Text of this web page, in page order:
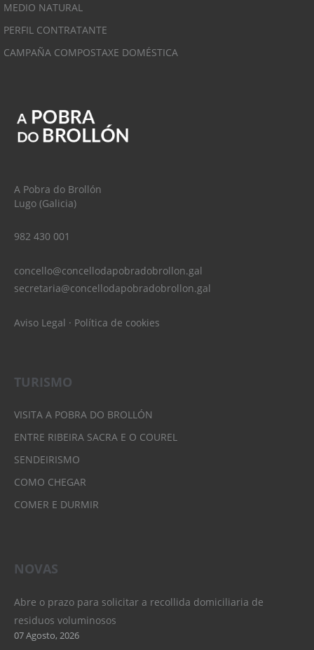
MEDIO NATURAL
PERFIL CONTRATANTE
CAMPAÑA COMPOSTAXE DOMÉSTICA
A Pobra do Brollón
Lugo (Galicia)
982 430 001
concello@concellodapobradobrollon.gal
secretaria@concellodapobradobrollon.gal
Aviso Legal · Política de cookies
TURISMO
VISITA A POBRA DO BROLLÓN
ENTRE RIBEIRA SACRA E O COUREL
SENDEIRISMO
COMO CHEGAR
COMER E DURMIR
NOVAS
Abre o prazo para solicitar a recollida domiciliaria de
residuos voluminosos
07 Agosto, 2026